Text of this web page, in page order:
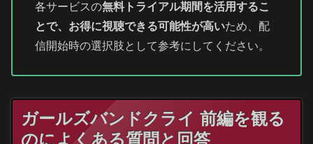
各サービスの無料トライアル期間を活用するこ
とで、お得に視聴できる可能性が高いため、配
信開始時の選択肢として参考にしてください。
ガールズバンドクライ 前編を観る
のによくある質問と回答